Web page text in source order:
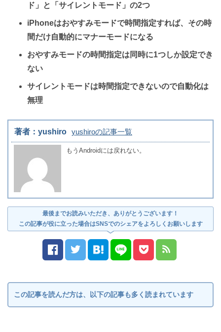
ド」と「サイレントモード」の2つ
iPhoneはおやすみモードで時間指定すれば、その時
間だけ自動的にマナーモードになる
おやすみモードの時間指定は同時に1つしか設定でき
ない
サイレントモードは時間指定できないので自動化は
無理
著者：yushiro yushiroの記事一覧
もうAndroidには戻れない。
最後までお読みいただき、ありがとうございます！
この記事が役に立った場合はSNSでのシェアをよろしくお願いします
この記事を読んだ方は、以下の記事も多く読まれています